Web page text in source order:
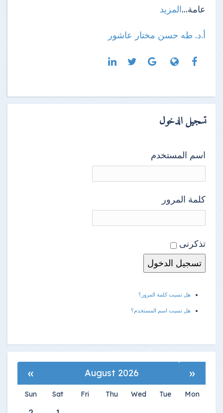
عامة...المزيد
أ.د. طه حسن مختار عاشور
تسجيل الدخول
اسم المستخدم
كلمة المرور
تذكرنى
هل نسيت كلمة المرور؟
هل نسيت اسم المستخدم؟
«
August 2026
»
Mon
Tue
Wed
Thu
Fri
Sat
Sun